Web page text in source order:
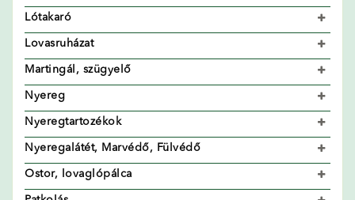
Lótakaró
Lovasruházat
Martingál, szügyelő
Nyereg
Nyeregtartozékok
Nyeregalátét, Marvédő, Fülvédő
Ostor, lovaglópálca